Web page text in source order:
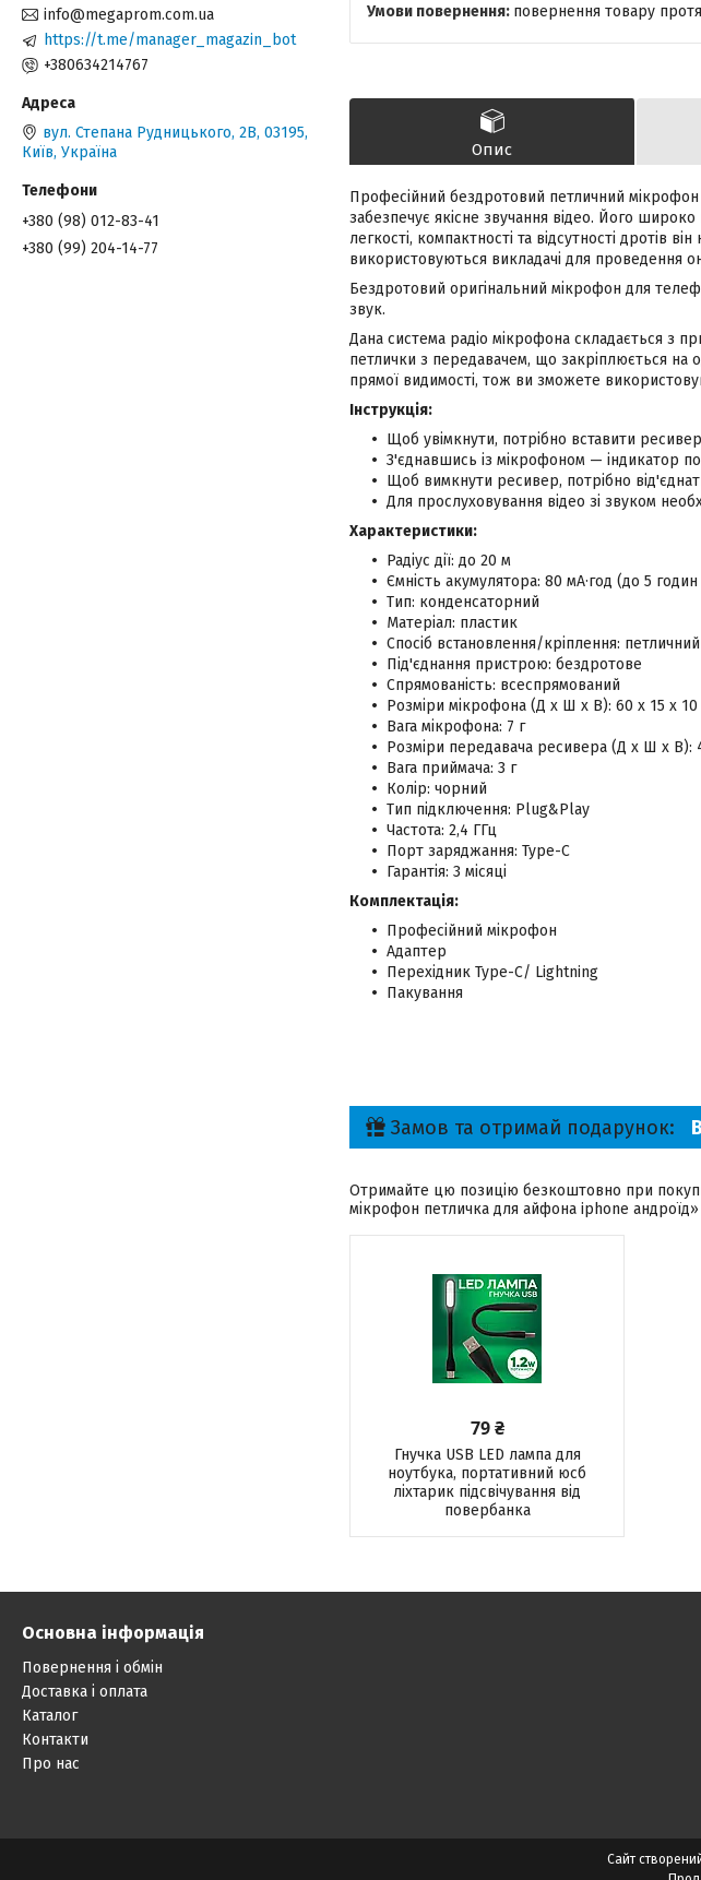
повернення товару
Опис
Професійний бездротовий петличний
забезпечує якісне звучання відео. Його
легкості, компактності та відсутності дротів
використовуються викладачі для проведення
Бездротовий оригінальний мікрофон для
звук.
Дана система радіо мікрофона складається з
петлички з передавачем, що закріплюється на
прямої видимості, тож ви зможете
Інструкція:
Щоб увімкнути, потрібно вставити
З'єднавшись із мікрофоном — індикатор
Щоб вимкнути ресивер, потрібно
Для прослуховування відео зі звуком
Характеристики:
Радіус дії: до 20 м
Ємність акумулятора: 80 мА·год (до 5
Тип: конденсаторний
Матеріал: пластик
Спосіб встановлення/кріплення: петличний
Під'єднання пристрою: бездротове
Спрямованість: всеспрямований
Розміри мікрофона (Д х Ш х В): 60 х 15 х
Вага мікрофона: 7 г
Розміри передавача ресивера (Д х Ш х В):
Вага приймача: 3 г
Колір: чорний
Тип підключення: Plug&Play
Частота: 2,4 ГГц
Порт заряджання: Type-C
Гарантія: 3 місяці
Комплектація:
Професійний мікрофон
Адаптер
Перехідник Type-C/ Lightning
Пакування
Замов та отримай подарунок
Отримайте цю позицію безкоштовно при
мікрофон петличка для айфона iphone андроїд»
79 ₴
Гнучка USB LED лампа для
ноутбука, портативний юсб
ліхтарик підсвічування від
повербанка
info@megaprom.com.ua
https://t.me/manager_magazin_bot
+380634214767
вул. Степана Рудницького, 2В, 03195,
Київ, Україна
+380 (98) 012-83-41
+380 (99) 204-14-77
Основна інформація
Повернення і обмін
Доставка і оплата
Каталог
Контакти
Про нас
Сайт